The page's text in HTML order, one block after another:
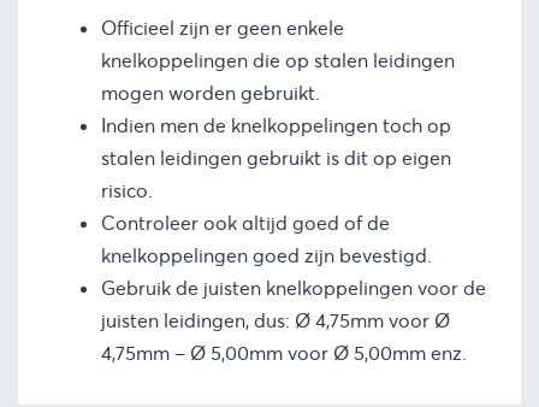
Officieel zijn er geen enkele
knelkoppelingen die op stalen leidingen
mogen worden gebruikt.
Indien men de knelkoppelingen toch op
stalen leidingen gebruikt is dit op eigen
risico.
Controleer ook altijd goed of de
knelkoppelingen goed zijn bevestigd.
Gebruik de juisten knelkoppelingen voor de
juisten leidingen, dus: Ø 4,75mm voor Ø
4,75mm – Ø 5,00mm voor Ø 5,00mm enz.